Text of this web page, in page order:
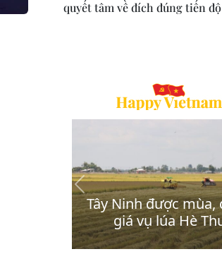
quyết tâm về đích đúng tiến độ